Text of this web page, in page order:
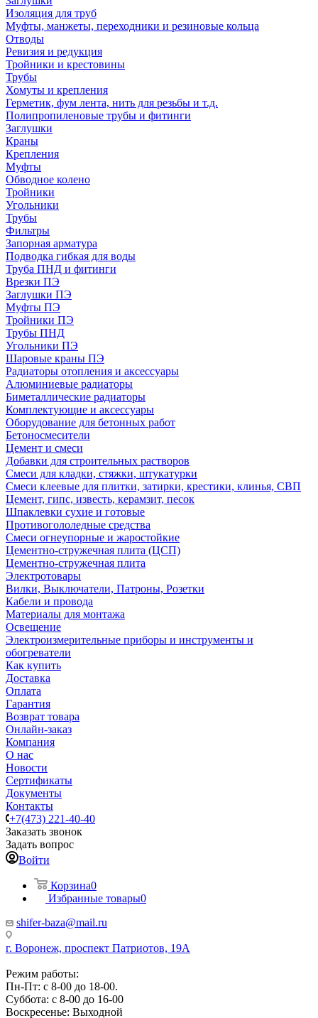
Изоляция для труб
Муфты, манжеты, переходники и резиновые кольца
Отводы
Ревизия и редукция
Тройники и крестовины
Трубы
Хомуты и крепления
Герметик, фум лента, нить для резьбы и т.д.
Полипропиленовые трубы и фитинги
Заглушки
Краны
Крепления
Муфты
Обводное колено
Тройники
Угольники
Трубы
Фильтры
Запорная арматура
Подводка гибкая для воды
Труба ПНД и фитинги
Врезки ПЭ
Заглушки ПЭ
Муфты ПЭ
Тройники ПЭ
Трубы ПНД
Угольники ПЭ
Шаровые краны ПЭ
Радиаторы отопления и аксессуары
Алюминиевые радиаторы
Биметаллические радиаторы
Комплектующие и аксессуары
Оборудование для бетонных работ
Бетоносмесители
Цемент и смеси
Добавки для строительных растворов
Смеси для кладки, стяжки, штукатурки
Смеси клеевые для плитки, затирки, крестики, клинья, СВП
Цемент, гипс, известь, керамзит, песок
Шпаклевки сухие и готовые
Противогололедные средства
Смеси огнеупорные и жаростойкие
Цементно-стружечная плита (ЦСП)
Цементно-стружечная плита
Электротовары
Вилки, Выключатели, Патроны, Розетки
Кабели и провода
Материалы для монтажа
Освещение
Электроизмерительные приборы и инструменты и
обогреватели
Как купить
Доставка
Оплата
Гарантия
Возврат товара
Онлайн-заказ
Компания
О нас
Новости
Сертификаты
Документы
Контакты
+7(473) 221-40-40
Заказать звонок
Задать вопрос
Войти
Корзина0
Избранные товары0
shifer-baza@mail.ru
г. Воронеж, проспект Патриотов, 19А
Режим работы:
Пн-Пт: с 8-00 до 18-00.
Суббота: с 8-00 до 16-00
Воскресенье: Выходной